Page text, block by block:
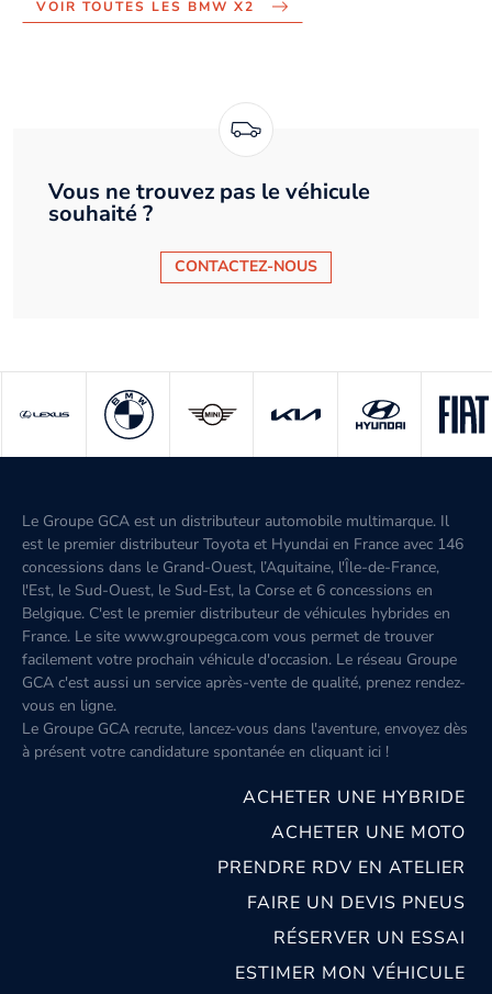
VOIR TOUTES LES BMW X2
Vous ne trouvez pas le véhicule
souhaité ?
CONTACTEZ-NOUS
Le Groupe GCA est un distributeur automobile multimarque. Il
est le premier distributeur Toyota et Hyundai en France avec 146
concessions dans le Grand-Ouest, l’Aquitaine, l'Île-de-France,
l'Est, le Sud-Ouest, le Sud-Est, la Corse et 6 concessions en
Belgique. C'est le premier distributeur de véhicules hybrides en
France. Le site www.groupegca.com vous permet de trouver
facilement votre prochain véhicule d'occasion. Le réseau Groupe
GCA c'est aussi un service après-vente de qualité, prenez rendez-
vous en ligne.
Le Groupe GCA recrute, lancez-vous dans l'aventure, envoyez dès
à présent votre candidature spontanée en cliquant ici !
ACHETER UNE HYBRIDE
ACHETER UNE MOTO
PRENDRE RDV EN ATELIER
FAIRE UN DEVIS PNEUS
RÉSERVER UN ESSAI
ESTIMER MON VÉHICULE